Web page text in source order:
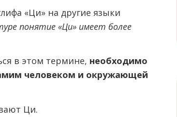
«Ци» на другие языки
понятие «Ци» имеет более
в этом термине, необходимо
человеком и окружающей
Ци.